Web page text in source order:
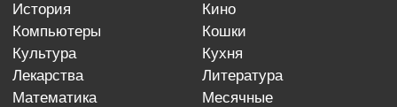
история
кино
компьютеры
кошки
культура
кухня
лекарства
литература
математика
месячные